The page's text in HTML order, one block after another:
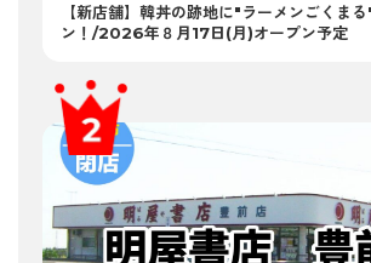
【新店舗】韓丼の跡地に"ラーメンごくま
ン！/2026年８月17日(月)オープン予定